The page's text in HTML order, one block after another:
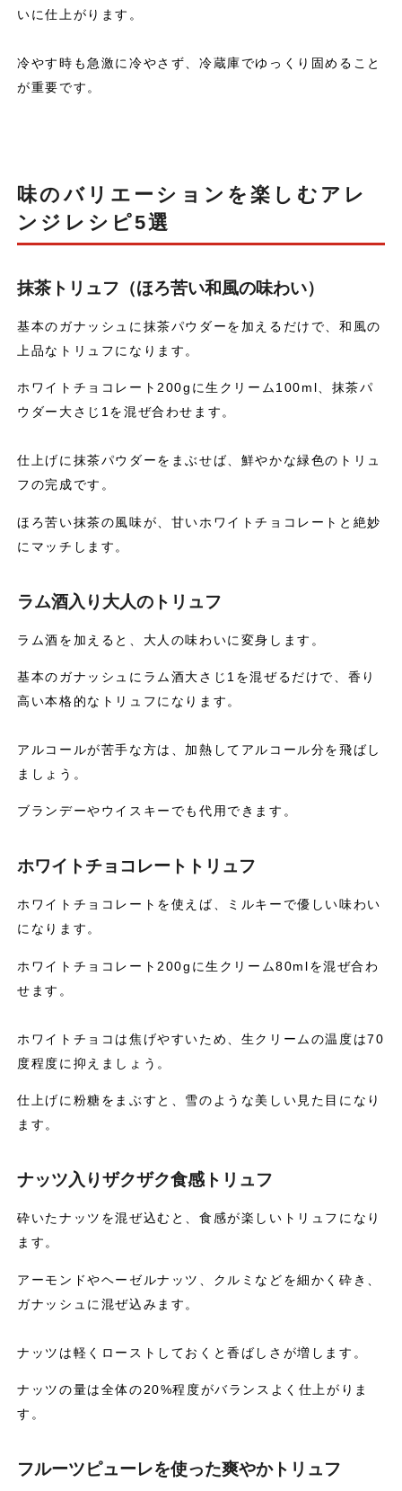
いに仕上がります。
冷やす時も急激に冷やさず、冷蔵庫でゆっくり固めること
が重要です。
味のバリエーションを楽しむアレ
ンジレシピ5選
抹茶トリュフ（ほろ苦い和風の味わい）
基本のガナッシュに抹茶パウダーを加えるだけで、和風の
上品なトリュフになります。
ホワイトチョコレート200gに生クリーム100ml、抹茶パ
ウダー大さじ1を混ぜ合わせます。
仕上げに抹茶パウダーをまぶせば、鮮やかな緑色のトリュ
フの完成です。
ほろ苦い抹茶の風味が、甘いホワイトチョコレートと絶妙
にマッチします。
ラム酒入り大人のトリュフ
ラム酒を加えると、大人の味わいに変身します。
基本のガナッシュにラム酒大さじ1を混ぜるだけで、香り
高い本格的なトリュフになります。
アルコールが苦手な方は、加熱してアルコール分を飛ばし
ましょう。
ブランデーやウイスキーでも代用できます。
ホワイトチョコレートトリュフ
ホワイトチョコレートを使えば、ミルキーで優しい味わい
になります。
ホワイトチョコレート200gに生クリーム80mlを混ぜ合わ
せます。
ホワイトチョコは焦げやすいため、生クリームの温度は70
度程度に抑えましょう。
仕上げに粉糖をまぶすと、雪のような美しい見た目になり
ます。
ナッツ入りザクザク食感トリュフ
砕いたナッツを混ぜ込むと、食感が楽しいトリュフになり
ます。
アーモンドやヘーゼルナッツ、クルミなどを細かく砕き、
ガナッシュに混ぜ込みます。
ナッツは軽くローストしておくと香ばしさが増します。
ナッツの量は全体の20%程度がバランスよく仕上がりま
す。
フルーツピューレを使った爽やかトリュフ